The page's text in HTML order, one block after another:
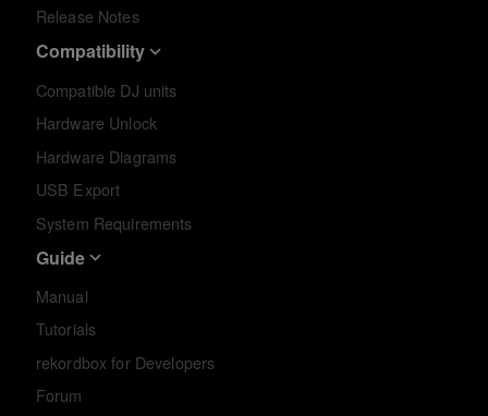
Release Notes
Compatibility
Compatible DJ units
Hardware Unlock
Hardware Diagrams
USB Export
System Requirements
Guide
Manual
Tutorials
rekordbox for Developers
Forum